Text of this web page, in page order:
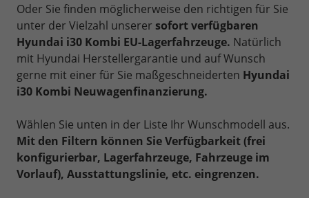
Oder Sie finden möglicherweise den richtigen für Sie
unter der Vielzahl unserer sofort verfügbaren
Hyundai i30 Kombi EU-Lagerfahrzeuge. Natürlich
mit Hyundai Herstellergarantie und auf Wunsch
gerne mit einer für Sie maßgeschneiderten Hyundai
i30 Kombi Neuwagenfinanzierung.
Wählen Sie unten in der Liste Ihr Wunschmodell aus.
Mit den Filtern können Sie Verfügbarkeit (frei
konfigurierbar, Lagerfahrzeuge, Fahrzeuge im
Vorlauf), Ausstattungslinie, etc. eingrenzen.